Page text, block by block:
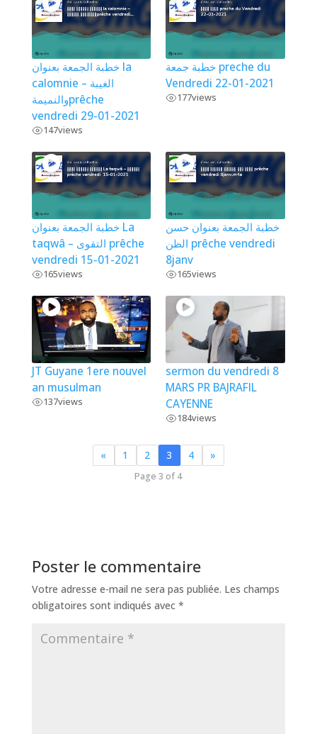
خطبة الجمعة بعنوان la
calomnie – الغيبة
والنميمةprêche
vendredi 29-01-2021
147views
خطبة جمعة preche du
Vendredi 22-01-2021
177views
خطبة الجمعة بعنوان La
taqwâ – التقوى prêche
vendredi 15-01-2021
165views
خطبة الجمعة بعنوان حسن
الظن prêche vendredi
8janv
165views
JT Guyane 1ere nouvel
an musulman
137views
sermon du vendredi 8
MARS PR BAJRAFIL
CAYENNE
184views
« 1 2 3 4 »
Page 3 of 4
Poster le commentaire
Votre adresse e-mail ne sera pas publiée. Les champs
obligatoires sont indiqués avec *